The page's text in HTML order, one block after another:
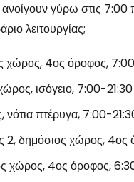
γύρω στις
λειτουργίας;
χώρος, 4ος όροφος,
ισόγειο, 7:00-21:30
πτέρυγα, 7:00-
2, δημόσιος χώρος,
χώρος, 4ος όροφος,